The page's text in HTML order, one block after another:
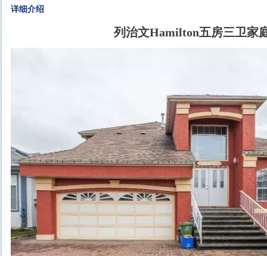
详细介绍
列治文Hamilton五房三卫家